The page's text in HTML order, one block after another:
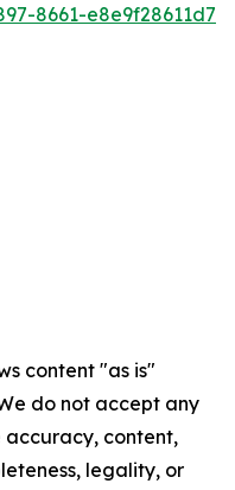
8661-e8e9f28611d7
content "as is"
do not accept any
accuracy, content,
legality, or